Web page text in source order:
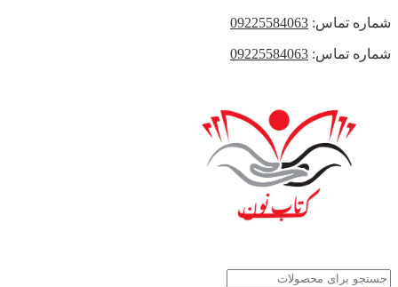
شماره تماس: 09225584063
شماره تماس: 09225584063